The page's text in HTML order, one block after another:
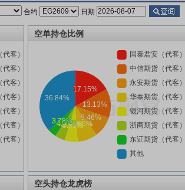
合约 日期
空单持仓比例
空头持仓龙虎榜